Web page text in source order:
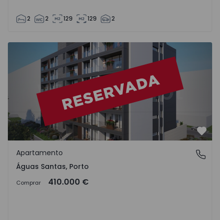
2 2 129 129 2
Apartamento T3 Maia, Águas Santas - 1572692 - 1
Águas Santas, Porto
Apartamento
Águas Santas, Porto
Comprar 410.000 €